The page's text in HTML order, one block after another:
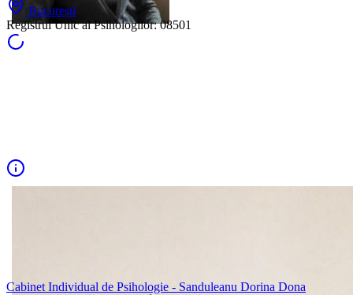
București
Registrul Unic al Psihologilor:08501
Cabinet Individual de Psihologie - Sanduleanu Dorina Dona